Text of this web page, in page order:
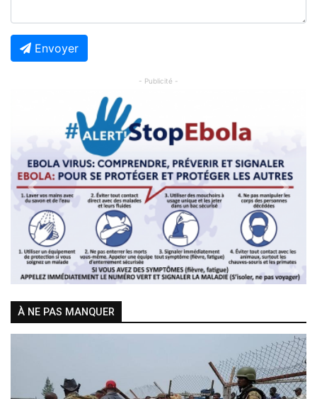
Envoyer
- Publicité -
Previous Next
À NE PAS MANQUER